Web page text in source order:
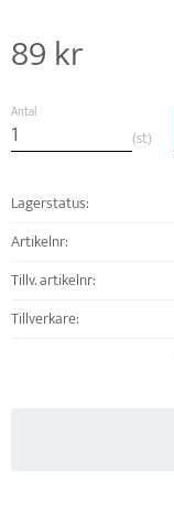
89kr
Antal
st
Lagerstatus
Artikelnr
Tillv. artikelnr
Tillverkare